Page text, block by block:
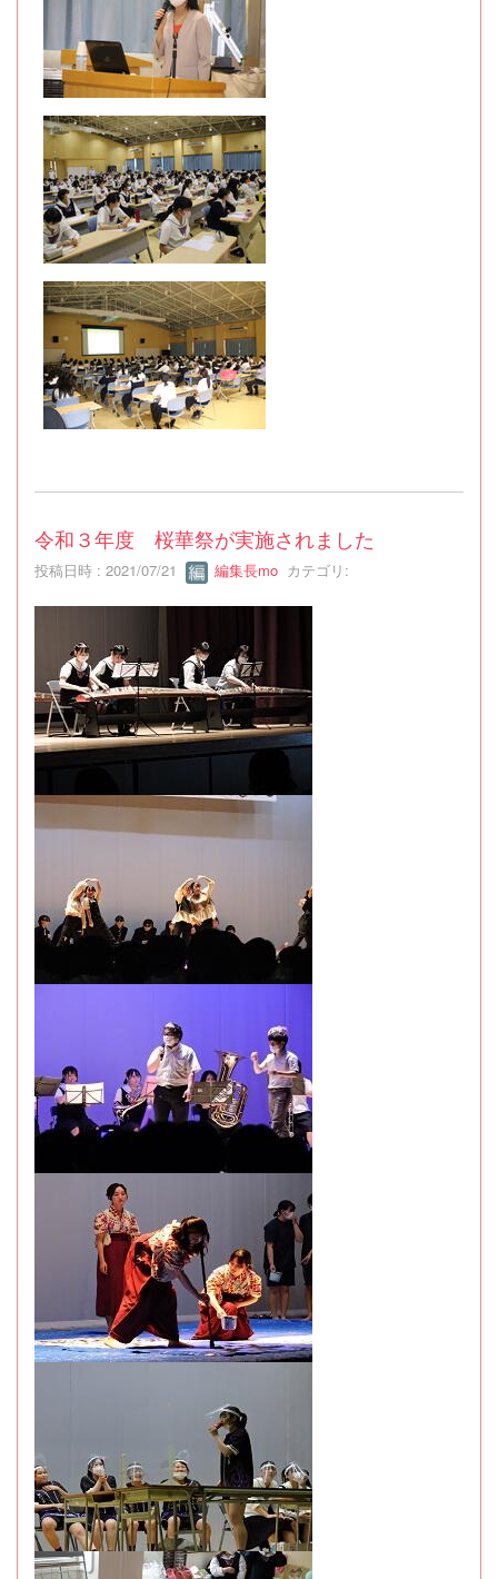
令和３年度 桜華祭が実施されました
投稿日時 : 2021/07/21 編集長mo カテゴリ: